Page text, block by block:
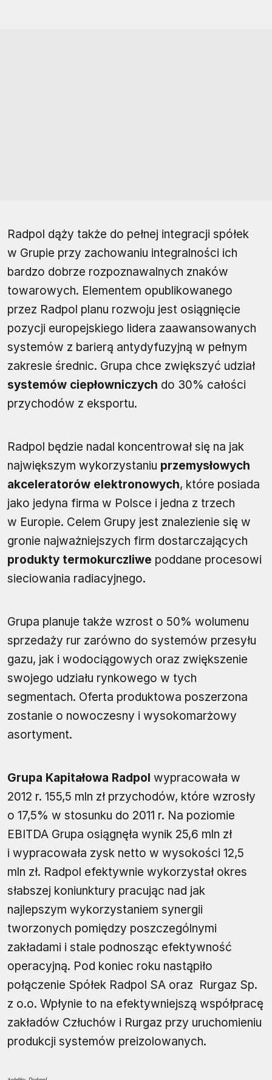
Radpol dąży także do pełnej integracji spółek
w Grupie przy zachowaniu integralności ich
bardzo dobrze rozpoznawalnych znaków
towarowych. Elementem opublikowanego
przez Radpol planu rozwoju jest osiągnięcie
pozycji europejskiego lidera zaawansowanych
systemów z barierą antydyfuzyjną w pełnym
zakresie średnic. Grupa chce zwiększyć udział
systemów ciepłowniczych do 30% całości
przychodów z eksportu.
Radpol będzie nadal koncentrował się na jak
największym wykorzystaniu przemysłowych
akceleratorów elektronowych, które posiada
jako jedyna firma w Polsce i jedna z trzech
w Europie. Celem Grupy jest znalezienie się w
gronie najważniejszych firm dostarczających
produkty termokurczliwe poddane procesowi
sieciowania radiacyjnego.
Grupa planuje także wzrost o 50% wolumenu
sprzedaży rur zarówno do systemów przesyłu
gazu, jak i wodociągowych oraz zwiększenie
swojego udziału rynkowego w tych
segmentach. Oferta produktowa poszerzona
zostanie o nowoczesny i wysokomarżowy
asortyment.
Grupa Kapitałowa Radpol wypracowała w
2012 r. 155,5 mln zł przychodów, które wzrosły
o 17,5% w stosunku do 2011 r. Na poziomie
EBITDA Grupa osiągnęła wynik 25,6 mln zł
i wypracowała zysk netto w wysokości 12,5
mln zł. Radpol efektywnie wykorzystał okres
słabszej koniunktury pracując nad jak
najlepszym wykorzystaniem synergii
tworzonych pomiędzy poszczególnymi
zakładami i stale podnosząc efektywność
operacyjną. Pod koniec roku nastąpiło
połączenie Spółek Radpol SA oraz Rurgaz Sp.
z o.o. Wpłynie to na efektywniejszą współpracę
zakładów Człuchów i Rurgaz przy uruchomieniu
produkcji systemów preizolowanych.